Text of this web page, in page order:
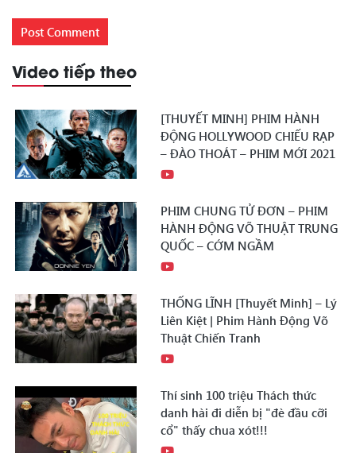
Video tiếp theo
[THUYẾT MINH] PHIM HÀNH
ĐỘNG HOLLYWOOD CHIẾU RẠP
– ĐÀO THOÁT – PHIM MỚI 2021
PHIM CHUNG TỬ ĐƠN – PHIM
HÀNH ĐỘNG VÕ THUẬT TRUNG
QUỐC – CỚM NGẦM
THỐNG LĨNH [Thuyết Minh] – Lý
Liên Kiệt | Phim Hành Động Võ
Thuật Chiến Tranh
Thí sinh 100 triệu Thách thức
danh hài đi diễn bị "đè đầu cỡi
cổ" thấy chua xót!!!